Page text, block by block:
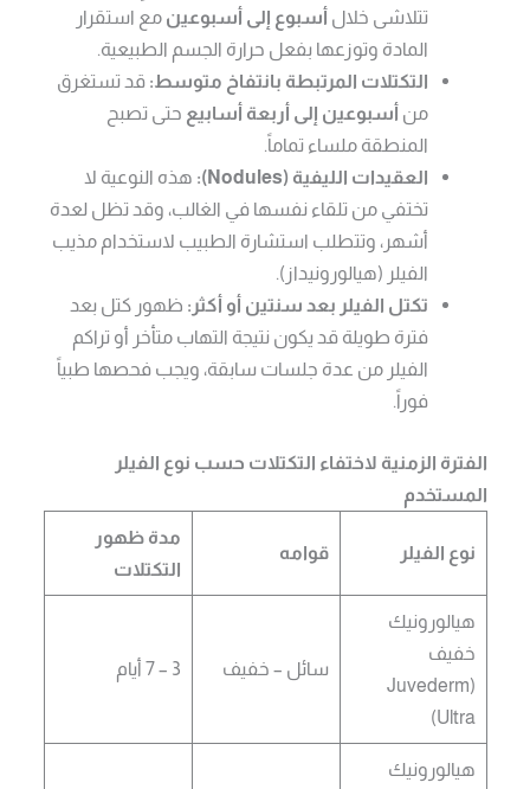
تتلاشى خلال أسبوع إلى أسبوعين مع استقرار
المادة وتوزعها بفعل حرارة الجسم الطبيعية.
التكتلات المرتبطة بانتفاخ متوسط: قد تستغرق
من أسبوعين إلى أربعة أسابيع حتى تصبح
المنطقة ملساء تماماً.
العقيدات الليفية (Nodules):
هذه النوعية لا
تختفي من تلقاء نفسها في الغالب، وقد تظل لعدة
أشهر، وتتطلب استشارة الطبيب لاستخدام مذيب
الفيلر (هيالورونيداز).
تكتل الفيلر بعد سنتين أو أكثر: ظهور كتل بعد
فترة طويلة قد يكون نتيجة التهاب متأخر أو تراكم
الفيلر من عدة جلسات سابقة، ويجب فحصها طبياً
فوراً.
الفترة الزمنية لاختفاء التكتلات حسب نوع الفيلر
المستخدم
نوع الفيلر قوامه
مدة ظهور
التكتلات
هيالورونيك
خفيف
(Juvederm
Ultra)
سائل – خفيف 3 – 7 أيام
هيالورونيك